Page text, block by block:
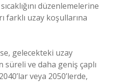
düzenlemelerine
farklı uzay koşullarına
gelecekteki uzay
süreli ve daha geniş çaplı
veya 2050’lerde,